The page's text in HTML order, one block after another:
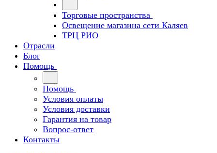
Торговые пространства
Освещение магазина сети Каляев
ТРЦ РИО
Отрасли
Блог
Помощь
Помощь
Условия оплаты
Условия доставки
Гарантия на товар
Вопрос-ответ
Контакты